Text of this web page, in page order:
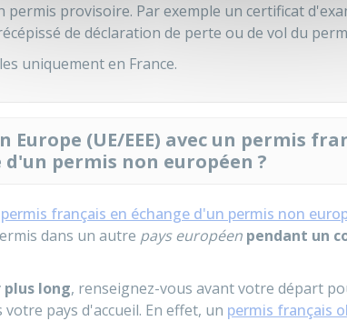
permis provisoire. Par exemple un certificat
de déclaration de perte ou de vol du
uniquement en France.
Europe (UE/EEE) avec un permis
permis non européen ?
permis français en échange d'un permis non
dans un autre pays européen pendant un
plus long, renseignez-vous avant votre départ
pays d'accueil. En effet, un permis français